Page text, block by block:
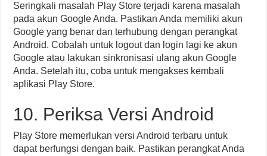
Seringkali masalah Play Store terjadi karena masalah
pada akun Google Anda. Pastikan Anda memiliki akun
Google yang benar dan terhubung dengan perangkat
Android. Cobalah untuk logout dan login lagi ke akun
Google atau lakukan sinkronisasi ulang akun Google
Anda. Setelah itu, coba untuk mengakses kembali
aplikasi Play Store.
10. Periksa Versi Android
Play Store memerlukan versi Android terbaru untuk
dapat berfungsi dengan baik. Pastikan perangkat Anda